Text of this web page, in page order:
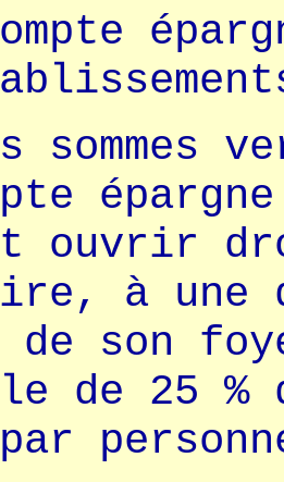
ouvrir
à une
de son
de 25